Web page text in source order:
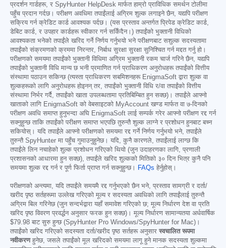
प्रदर्शन गार्डहरू, र SpyHunter HelpDesk मार्फत हाम्रो प्राविधिक समर्थन टोलीमा
पहुँच प्रदान गर्दछ। परीक्षण अवधिमा तपाईंलाई अग्रिम शुल्क लगाइने छैन, यद्यपि परीक्षण
सक्रिय गर्न क्रेडिट कार्ड आवश्यक पर्दछ। (यस प्रस्ताव अन्तर्गत प्रिपेड क्रेडिट कार्ड,
डेबिट कार्ड, र उपहार कार्डहरू स्वीकार गर्न सकिँदैन।) तपाईंको भुक्तानी विधिको
आवश्यकता भनेको तपाईंले खरिद गर्ने निर्णय गर्नुभयो भने परीक्षणबाट सशुल्क सदस्यतामा
तपाईंको संक्रमणको क्रममा निरन्तर, निर्बाध सुरक्षा सुरक्षा सुनिश्चित गर्न मद्दत गर्नु हो।
परीक्षणको समयमा तपाईंको भुक्तानी विधिमा अग्रिम भुक्तानी रकम चार्ज गरिने छैन, यद्यपि
तपाईंको भुक्तानी विधि मान्य छ भनी प्रमाणित गर्न प्राधिकरण अनुरोधहरू तपाईंको वित्तीय
संस्थामा पठाउन सकिन्छ (त्यस्ता प्राधिकरण सबमिशनहरू EnigmaSoft द्वारा शुल्क वा
शुल्कहरूको लागि अनुरोधहरू होइनन् तर, तपाईंको भुक्तानी विधि र/वा तपाईंको वित्तीय
संस्थामा निर्भर गर्दै, तपाईंको खाता उपलब्धतामा प्रतिबिम्बित हुन सक्छ)। तपाईंले आफ्नो
खाताको लागि EnigmaSoft को वेबसाइटको MyAccount खण्ड मार्फत वा ७-दिनको
परीक्षण अवधि समाप्त हुनुभन्दा अघि EnigmaSoft लाई सम्पर्क गरेर आफ्नो परीक्षण रद्द गर्न
सक्नुहुन्छ ताकि तपाईंको परीक्षण समाप्त भएपछि तुरुन्तै शुल्क लाग्ने र प्रशोधन हुनबाट बच्न
सकियोस्। यदि तपाईंले आफ्नो परीक्षणको समयमा रद्द गर्ने निर्णय गर्नुभयो भने, तपाईंले
तुरुन्तै SpyHunter मा पहुँच गुमाउनुहुनेछ। यदि, कुनै कारणले, तपाईंलाई लाग्छ कि
तपाईंले लिन नचाहेको शुल्क प्रशोधन गरिएको थियो (जुन उदाहरणका लागि, प्रणाली
प्रशासनको आधारमा हुन सक्छ), तपाईंले खरिद शुल्कको मितिको ३० दिन भित्र कुनै पनि
समयमा शुल्क रद्द गर्न र पूर्ण फिर्ता प्राप्त गर्न सक्नुहुन्छ।
FAQs हेर्नुहोस्।
परीक्षणको अन्त्यमा, यदि तपाईंले समयमै रद्द गर्नुभएको छैन भने, प्रस्ताव सामग्री र दर्ता/
खरीद पृष्ठ सर्तहरूमा उल्लेख गरिएको मूल्य र सदस्यता अवधिको लागि तपाईंलाई तुरुन्तै
अग्रिम बिल गरिनेछ (जुन सन्दर्भद्वारा यहाँ समावेश गरिएको छ; मूल्य निर्धारण देश वा प्रति
खरिद पृष्ठ विवरण प्रवर्द्धन अनुसार फरक हुन सक्छ)। मूल्य निर्धारण सामान्यतया अर्धवार्षिक
$79.98 बाट सुरु हुन्छ (SpyHunter Pro Windows/SpyHunter for Mac)।
तपाईंको खरिद गरिएको सदस्यता दर्ता/खरीद पृष्ठ सर्तहरू अनुसार स्वचालित रूपमा
नवीकरणहुनेछ, जसले तपाईंको मूल खरिदको समयमा लागू हुने मानक सदस्यता शुल्कमा